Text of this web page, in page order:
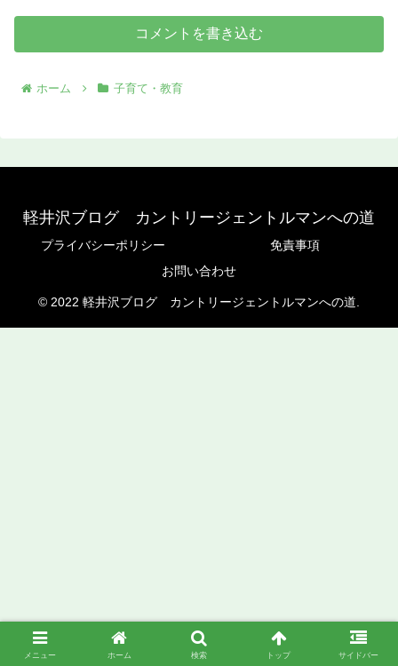
コメントを書き込む
ホーム 子育て・教育
軽井沢ブログ カントリージェントルマンへの道
プライバシーポリシー
免責事項
お問い合わせ
© 2022 軽井沢ブログ カントリージェントルマンへの道.
メニュー ホーム 検索 トップ サイドバー